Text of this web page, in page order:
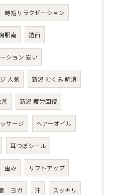
時短リラクゼーション
駅南 鎧西
ション 安い
人気 新潟 むくみ 解消
新潟 疲労回復
サージ ヘアーオイル
耳つぼシール
歪み リフトアップ
ヨガ 汗 スッキリ